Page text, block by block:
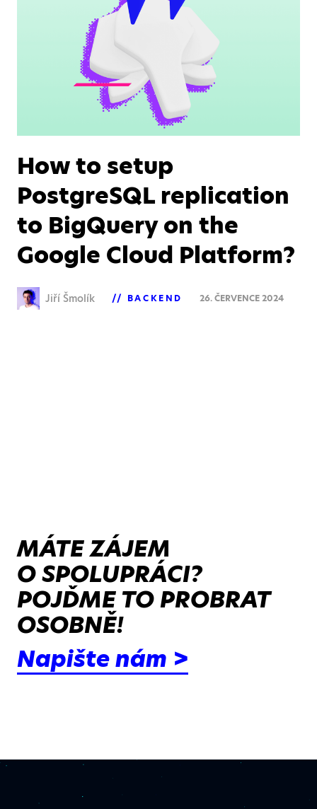
How to setup
PostgreSQL replication
to BigQuery on the
Google Cloud Platform?
Jiří Šmolík BACKEND 26. ČERVENCE 2024
MÁTE ZÁJEM
O SPOLUPRÁCI?
POJĎME TO PROBRAT
OSOBNĚ!
Napište nám >